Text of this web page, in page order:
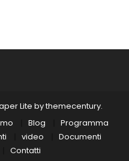
Lite bythemecentury.
Blog
Programma
video
Documenti
Contatti